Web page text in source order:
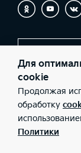
© 2026
Тюмень, ул.
7203159984;
(Фактический
08 80; ИНН:
Для
cookie
Продолжая
обработку
Политики